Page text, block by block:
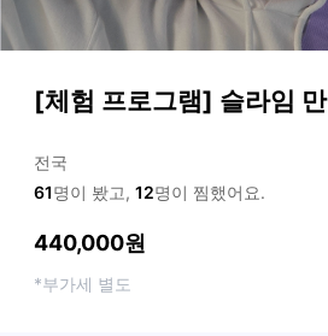
[체험 프로그램] 슬라임
전국
61명이 봤고, 12명이 찜했어요.
440,000원
*부가세 별도